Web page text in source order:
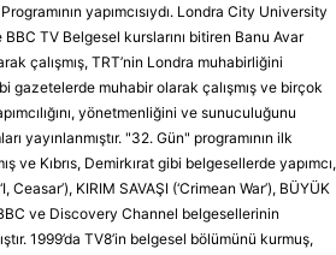
yapımcısıydı. Londra City University
TV Belgesel kurslarını bitiren Banu Avar
çalışmış, TRT’nin Londra muhabirliğini
gazetelerde muhabir olarak çalışmış ve birçok
yönetmenliğini ve sunuculuğunu
yayınlanmıştır. "32. Gün" programının ilk
ve Kıbrıs, Demirkırat gibi belgesellerde yapımcı,
Ceasar’), KIRIM SAVAŞI (‘Crimean War’), BÜYÜK
BBC ve Discovery Channel belgesellerinin
1999’da TV8’in belgesel bölümünü kurmuş,